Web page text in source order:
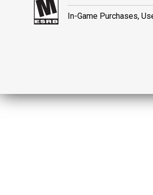
In-Game Purchases,